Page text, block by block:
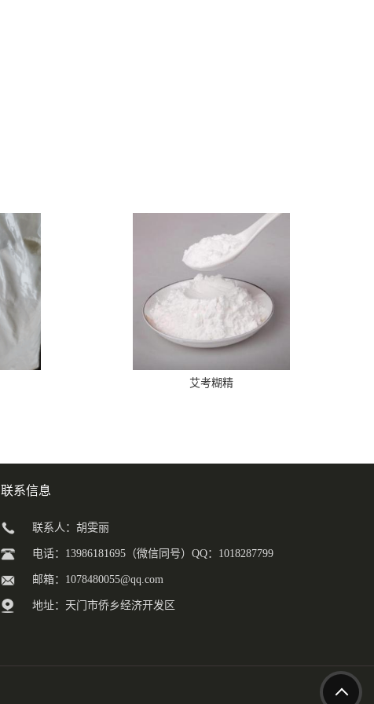
艾考糊精
联系信息
联系人：胡雯丽
电话：13986181695（微信同号）QQ：1018287799
邮箱： 1078480055@qq.com
地址：天门市侨乡经济开发区